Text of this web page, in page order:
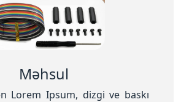
Məhsul
Lorem Ipsum, dizgi ve baskı